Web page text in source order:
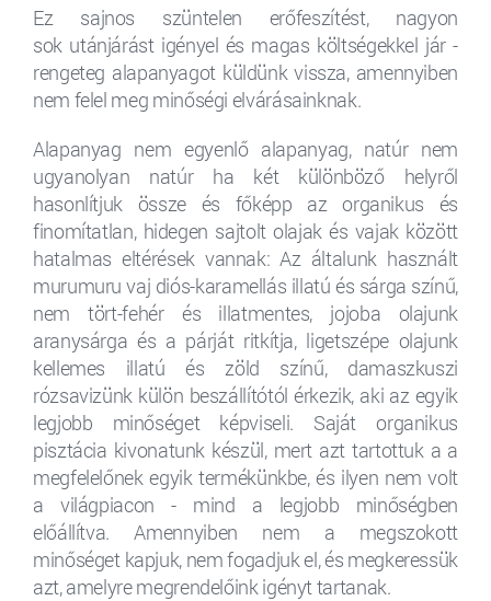
Ez sajnos szüntelen erőfeszítést, nagyon
sok utánjárást igényel és magas költségekkel jár -
rengeteg alapanyagot küldünk vissza, amennyiben
nem felel meg minőségi elvárásainknak.
Alapanyag nem egyenlő alapanyag, natúr nem
ugyanolyan natúr ha két különböző helyről
hasonlítjuk össze és főképp az organikus és
finomítatlan, hidegen sajtolt olajak és vajak között
hatalmas eltérések vannak: Az általunk használt
murumuru vaj diós-karamellás illatú és sárga színű,
nem tört-fehér és illatmentes, jojoba olajunk
aranysárga és a párját ritkítja, ligetszépe olajunk
kellemes illatú és zöld színű, damaszkuszi
rózsavizünk külön beszállítótól érkezik, aki az egyik
legjobb minőséget képviseli. Saját organikus
pisztácia kivonatunk készül, mert azt tartottuk a a
megfelelőnek egyik termékünkbe, és ilyen nem volt
a világpiacon - mind a legjobb minőségben
előállítva. Amennyiben nem a megszokott
minőséget kapjuk, nem fogadjuk el, és megkeressük
azt, amelyre megrendelőink igényt tartanak.